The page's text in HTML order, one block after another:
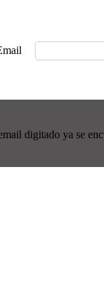
digitado ya se